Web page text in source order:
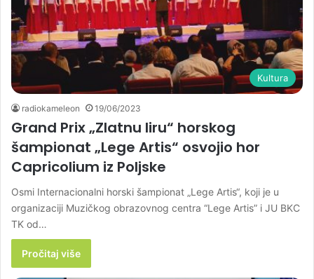
Kultura
radiokameleon 19/06/2023
Grand Prix „Zlatnu liru“ horskog
šampionat „Lege Artis“ osvojio hor
Capricolium iz Poljske
Osmi Internacionalni horski šampionat „Lege Artis“, koji je u
organizaciji Muzičkog obrazovnog centra “Lege Artis” i JU BKC
TK od…
Pročitaj više